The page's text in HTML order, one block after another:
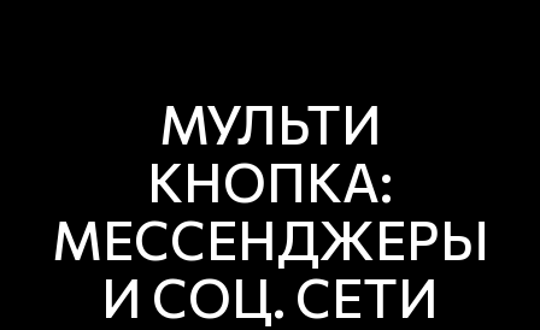
МУЛЬТИ
КНОПКА:
МЕССЕНДЖЕРЫ
И СОЦ. СЕТИ